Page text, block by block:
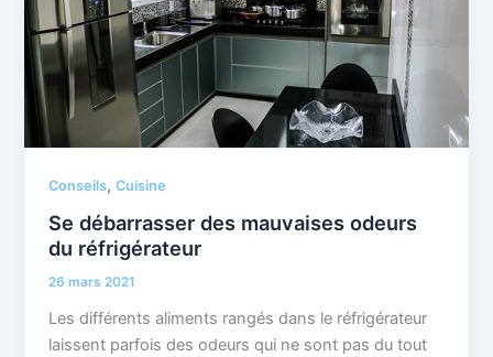
Conseils,Cuisine
Se débarrasser des mauvaises odeurs
du réfrigérateur
26 mars 2021
Les différents aliments rangés dans le réfrigérateur
laissent parfois des odeurs qui ne sont pas du tout